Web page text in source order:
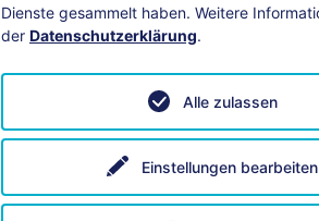
Fragen hilft unsere
Dienste gesammelt haben. Weitere
der Datenschutzerklärung.
Einstellungen bearbeiten
Alle zulassen